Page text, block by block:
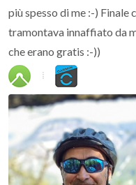
più spesso di me :-) Finale
tramontava innaffiato da
che erano gratis :-))